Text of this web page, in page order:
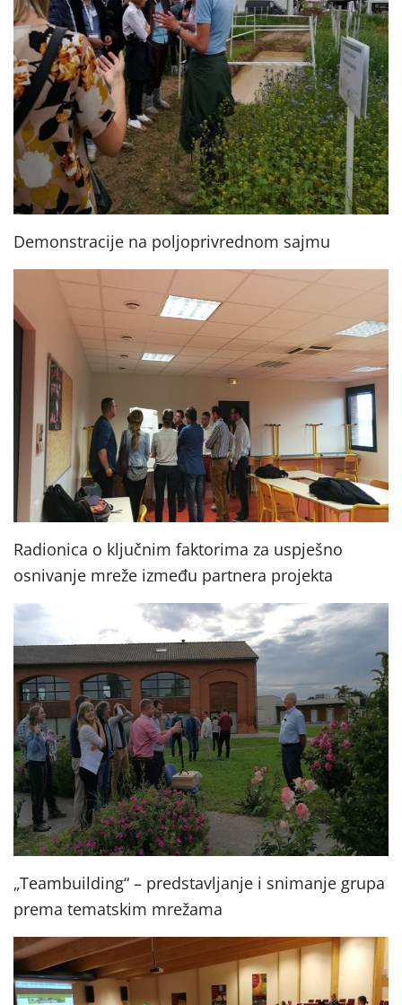
Demonstracije na poljoprivrednom sajmu
Radionica o ključnim faktorima za uspješno
osnivanje mreže između partnera projekta
„Teambuilding“ – predstavljanje i snimanje grupa
prema tematskim mrežama